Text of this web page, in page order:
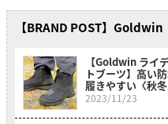
【BRAND POST】Goldwin
【Goldwin ライ
トブーツ】高い
履きやすい〈秋
2023/11/23